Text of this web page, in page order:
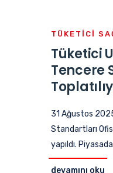
TÜKETICI
Tüketici
Tencere
31 Ağustos
Standartları
yapıldı.
devamını oku